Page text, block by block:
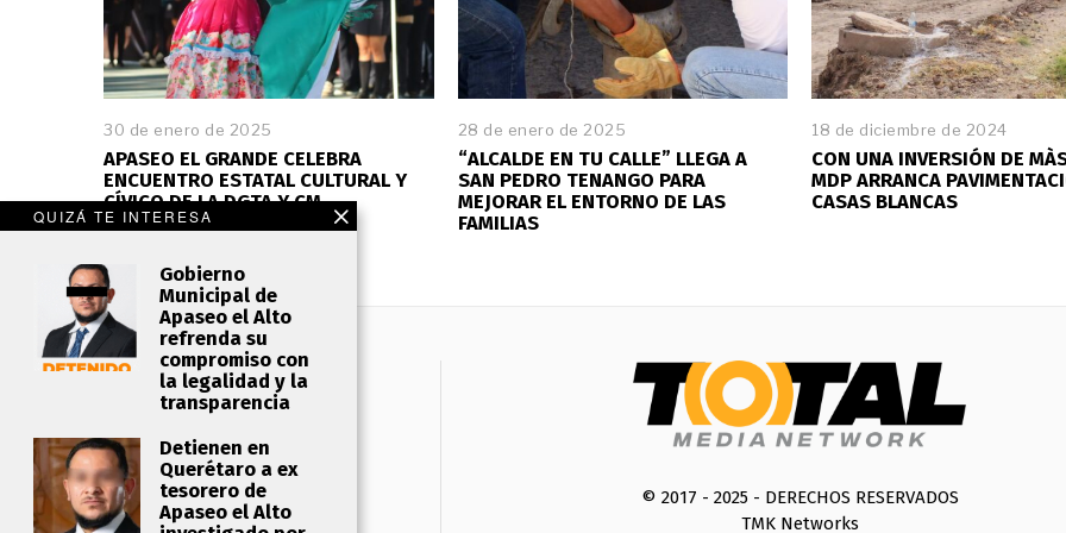
QUIZÁ TE INTERESA
Gobierno
Municipal de
Apaseo el Alto
refrenda su
compromiso con
la legalidad y la
transparencia
Detienen en
Querétaro a ex
tesorero de
Apaseo el Alto
30 de enero de 2025
APASEO EL GRANDE CELEBRA
ENCUENTRO ESTATAL CULTURAL Y
CÍVICO DE LA DGTA Y CM
28 de enero de 2025
8
d
e
2
0
“ALCALDE EN TU CALLE” LLEGA A
SAN PEDRO TENANGO PARA
MEJORAR EL ENTORNO DE LAS
FAMILIAS
18 de diciembre de 2024
CON UNA INVERSIÓN DE
MDP ARRANCA
CASAS BLANCAS
© 2017 - 2025 - DERECHOS RESERVADOS
TMK Networks